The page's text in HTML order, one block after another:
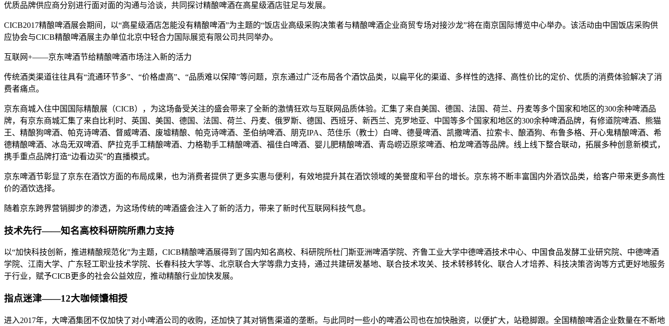
优质品牌供应商分别进行面对面的沟通与洽谈，共同探讨精酿啤酒在高星级酒店驻足与发展。
CICB2017精酿啤酒展会期间，以“高星级酒店怎能没有精酿啤酒”为主题的“饭店业高级采购决策者与精酿啤酒企业商贸专场对接沙龙”将在南京国际博览中心举办。该活动由中国饭店采购供
应协会与CICB精酿啤酒展主办单位北京中轻合力国际展览有限公司共同举办。
互联网+——京东啤酒节给精酿啤酒市场注入新的活力
传统酒类渠道往往具有“流通环节多”、“价格虚高”、“品质难以保障”等问题，京东通过广泛布局各个酒饮品类，以扁平化的渠道、多样性的选择、高性价比的定价、优质的消费体验解决了消
费者痛点。
京东商城入住中国国际精酿展（CICB），为这场备受关注的盛会带来了全新的激情狂欢与互联网品质体验。汇集了来自美国、德国、法国、荷兰、丹麦等多个国家和地区的300余种啤酒品
牌，有京东商城汇集了来自比利时、英国、美国、德国、法国、荷兰、丹麦、俄罗斯、德国、西班牙、新西兰、克罗地亚、中国等多个国家和地区的300余种啤酒品牌，有修道院啤酒、熊猫
王、精酿狗啤酒、帕克诗啤酒、督威啤酒、废墟精酿、帕克诗啤酒、圣伯纳啤酒、朋克IPA、范佳乐（教士）白啤、德曼啤酒、凯撒啤酒、拉索卡、酿酒狗、布鲁多格、开心鬼精酿啤酒、希
德精酿啤酒、冰岛无双啤酒、萨拉克手工精酿啤酒、力格勒手工精酿啤酒、福佳白啤酒、婴儿肥精酿啤酒、青岛崂迈原浆啤酒、柏龙啤酒等品牌。线上线下整合联动，拓展多种创意新模式，
携手重点品牌打造“边看边买”的直播模式。
京东啤酒节彰显了京东在酒饮方面的布局成果，也为消费者提供了更多实惠与便利，有效地提升其在酒饮领域的美誉度和平台的增长。京东将不断丰富国内外酒饮品类，给客户带来更多高性
价的酒饮选择。
随着京东跨界营销脚步的渗透，为这场传统的啤酒盛会注入了新的活力，带来了新时代互联网科技气息。
技术先行——知名高校科研院所鼎力支持
以“加快科技创新，推进精酿规范化”为主题，CICB精酿啤酒展得到了国内知名高校、科研院所杜门斯亚洲啤酒学院、齐鲁工业大学中德啤酒技术中心、中国食品发酵工业研究院、中德啤酒
学院、江南大学、广东轻工职业技术学院、长春科技大学等、北京联合大学等鼎力支持，通过共建研发基地、联合技术攻关、技术转移转化、联合人才培养、科技决策咨询等方式更好地服务
于行业，赋予CICB更多的社会公益效应，推动精酿行业加快发展。
指点迷津——12大咖倾馕相授
进入2017年，大啤酒集团不仅加快了对小啤酒公司的收购，还加快了其对销售渠道的垄断。与此同时一些小的啤酒公司也在加快融资，以便扩大，站稳脚跟。全国精酿啤酒企业数量在不断地